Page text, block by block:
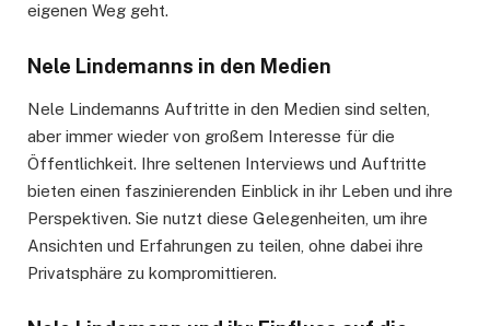
eigenen Weg geht.
Nele Lindemanns in den Medien
Nele Lindemanns Auftritte in den Medien sind selten,
aber immer wieder von großem Interesse für die
Öffentlichkeit. Ihre seltenen Interviews und Auftritte
bieten einen faszinierenden Einblick in ihr Leben und ihre
Perspektiven. Sie nutzt diese Gelegenheiten, um ihre
Ansichten und Erfahrungen zu teilen, ohne dabei ihre
Privatsphäre zu kompromittieren.